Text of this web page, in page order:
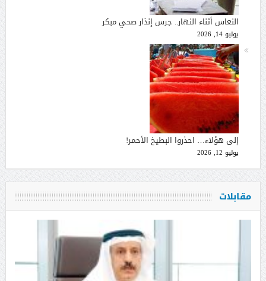
النعاس أثناء النهار.. جرس إنذار صحي مبكر
يوليو 14, 2026
إلى هؤلاء… احذروا البطيخ الأحمر!
يوليو 12, 2026
مقابلات